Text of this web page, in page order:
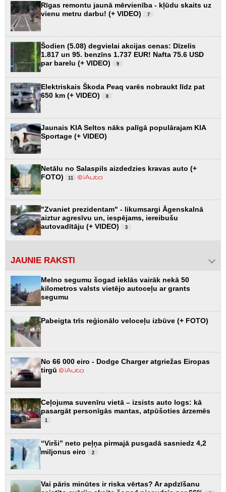
Rīgas remontu jaunā mērvienība - kļūdu skaits uz
vienu metru darbu! (+ VIDEO)
7
Šodien (5.08) degvielai akcijas cenas: Dīzelis
1.817 un 95. benzīns 1.737 EUR! Nafta 75.6 USD
par barelu (+ VIDEO)
9
Elektriskais Škoda Peaq varēs nobraukt līdz pat
650 km (+ VIDEO)
8
Jaunais KIA Seltos nāks palīgā populārajam KIA
Sportage (+ VIDEO)
Netālu no Salaspils aizdedzies kravas auto (+
FOTO)
11
"Zvaniet prezidentam" - likumsargi Āgenskalnā
aiztur agresīvu un, iespējams, iereibušu
autovadītāju (+ VIDEO)
3
JAUNIE RAKSTI
Melno segumu šogad ieklās vairāk nekā 50
kilometros valsts vietējo autoceļu ar grants
segumu
Pabeigta trīs reģionālo veloceļu izbūve (+ FOTO)
No 66 000 eiro - Dodge Charger atgriežas Eiropas
tirgū
Ceļojuma suvenīru vietā – izsists auto logs: kā
pasargāt personīgās mantas, atpūšoties ārzemēs
1
“Virši” neto peļņa pirmajā pusgadā sasniedz 4,2
miljonus eiro
2
Vai pāris minūtes ir riska vērtas? Ar apdzīšanu